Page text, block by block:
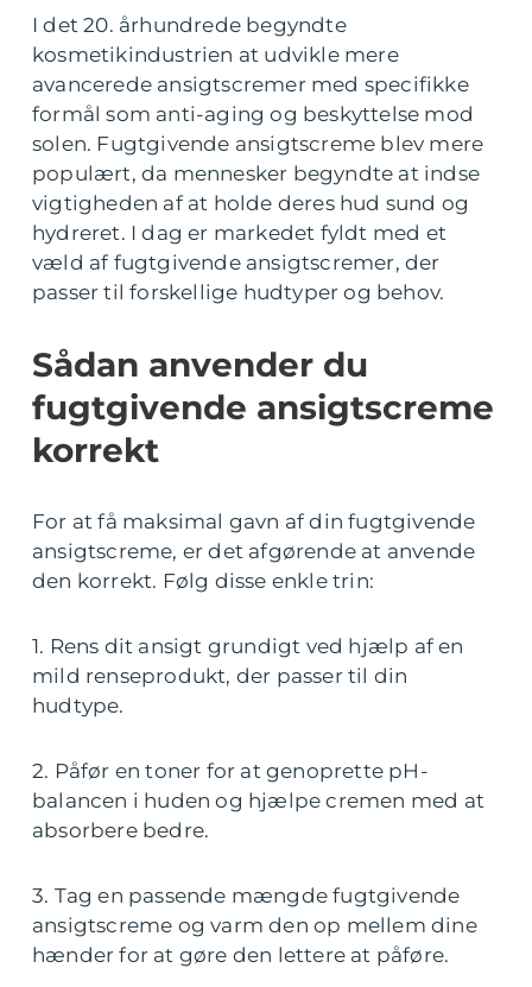
I det 20. århundrede begyndte
kosmetikindustrien at udvikle mere
avancerede ansigtscremer med specifikke
formål som anti-aging og beskyttelse mod
solen. Fugtgivende ansigtscreme blev mere
populært, da mennesker begyndte at indse
vigtigheden af at holde deres hud sund og
hydreret. I dag er markedet fyldt med et
væld af fugtgivende ansigtscremer, der
passer til forskellige hudtyper og behov.
Sådan anvender du
fugtgivende ansigtscreme
korrekt
For at få maksimal gavn af din fugtgivende
ansigtscreme, er det afgørende at anvende
den korrekt. Følg disse enkle trin:
1. Rens dit ansigt grundigt ved hjælp af en
mild renseprodukt, der passer til din
hudtype.
2. Påfør en toner for at genoprette pH-
balancen i huden og hjælpe cremen med at
absorbere bedre.
3. Tag en passende mængde fugtgivende
ansigtscreme og varm den op mellem dine
hænder for at gøre den lettere at påføre.